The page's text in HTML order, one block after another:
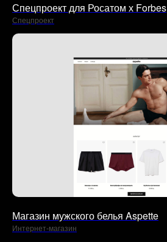
Спецпроект для Росатом х Forbes
Спецпроект
Магазин мужского белья Aspette
Интернет-магазин